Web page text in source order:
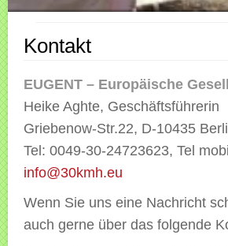
Kontakt
EUGENT – Europäische
Heike Aghte, Geschäftsführerin
Griebenow-Str.22, D-10435
Tel: 0049-30-24723623, Tel
info@30kmh.eu
Wenn Sie uns eine Nachricht
auch gerne über das folgende